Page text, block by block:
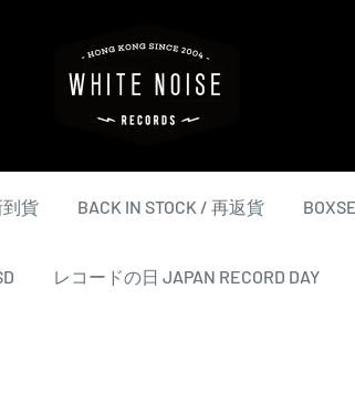
NOISE
RECORDS
到貨 BACK IN STOCK / 再返貨
レコードの日 JAPAN RECORD DAY